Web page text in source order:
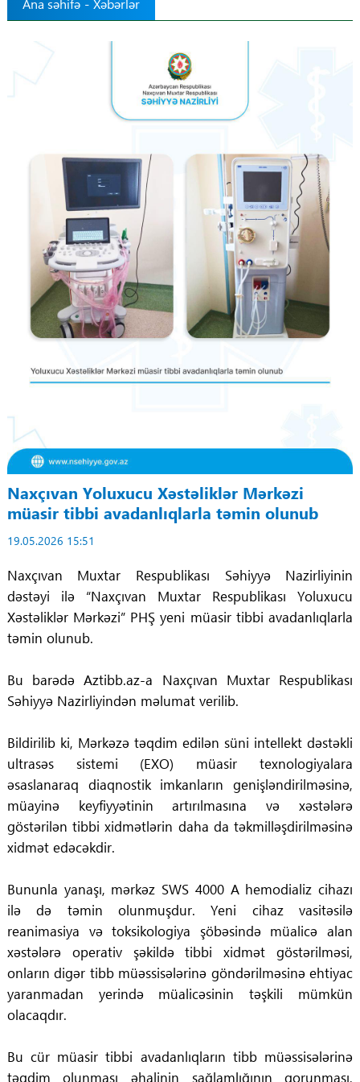
Ana səhifə - Xəbərlər
Naxçıvan Yoluxucu Xəstəliklər Mərkəzi
müasir tibbi avadanlıqlarla təmin olunub
19.05.2026 15:51
Naxçıvan Muxtar Respublikası Səhiyyə Nazirliyinin
dəstəyi ilə “Naxçıvan Muxtar Respublikası Yoluxucu
Xəstəliklər Mərkəzi” PHŞ yeni müasir tibbi avadanlıqlarla
təmin olunub.
Bu barədə Aztibb.az-a Naxçıvan Muxtar Respublikası
Səhiyyə Nazirliyindən məlumat verilib.
Bildirilib ki, Mərkəzə təqdim edilən süni intellekt dəstəkli
ultrasəs sistemi (EXO) müasir texnologiyalara
əsaslanaraq diaqnostik imkanların genişləndirilməsinə,
müayinə keyfiyyətinin artırılmasına və xəstələrə
göstərilən tibbi xidmətlərin daha da təkmilləşdirilməsinə
xidmət edəcəkdir.
Bununla yanaşı, mərkəz SWS 4000 A hemodializ cihazı
ilə də təmin olunmuşdur. Yeni cihaz vasitəsilə
reanimasiya və toksikologiya şöbəsində müalicə alan
xəstələrə operativ şəkildə tibbi xidmət göstərilməsi,
onların digər tibb müəssisələrinə göndərilməsinə ehtiyac
yaranmadan yerində müalicəsinin təşkili mümkün
olacaqdır.
Bu cür müasir tibbi avadanlıqların tibb müəssisələrinə
təqdim olunması əhalinin sağlamlığının qorunması,
Regionlar
Gündəm
Tibbi maarifləndirmə
Mühüm hadisələr
COVID-19
ÜST